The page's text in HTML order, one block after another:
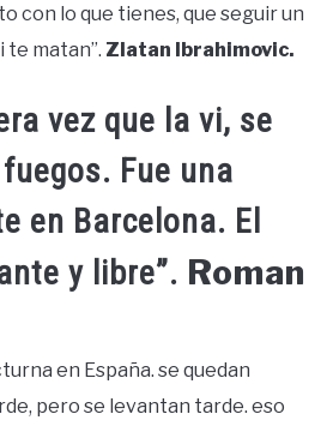
con lo que tienes, que seguir un
te matan”. Zlatan Ibrahimovic.
vez que la vi, se
Fue una
en Barcelona. El
y libre”. Roman
en España. se quedan
pero se levantan tarde. eso